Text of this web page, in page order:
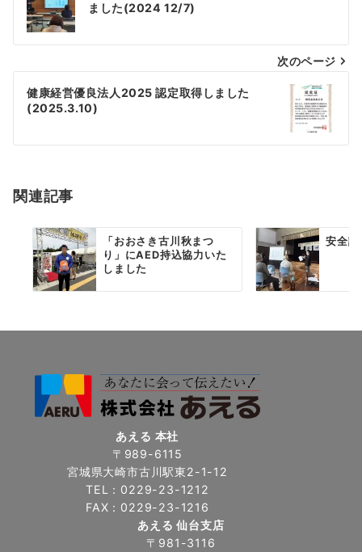
稿
ナ
ビ
ゲ
ー
シ
ン
ました(2024 12/7)
次のページ
健康経営優良法人2025 認定取得しました
(2025.3.10)
関連記事
「おおさき古川秋まつ
り」にAED持込協力いた
しました
安全
あえる 本社
〒989-6115
宮城県大崎市古川駅東2-1-12
TEL：0229-23-1212
FAX：0229-23-1216
あえる 仙台支店
〒981-3116